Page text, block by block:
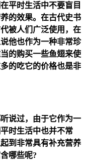
平时生活中不要盲目
的效果。在古代史书
被人们广泛使用，在
他也作为一种非常珍
的购买一些鱼翅来使
的吃它的价格也是非
说过，由于它作为一
时生活中也并不常
到非常具有补充营养
哪些呢?